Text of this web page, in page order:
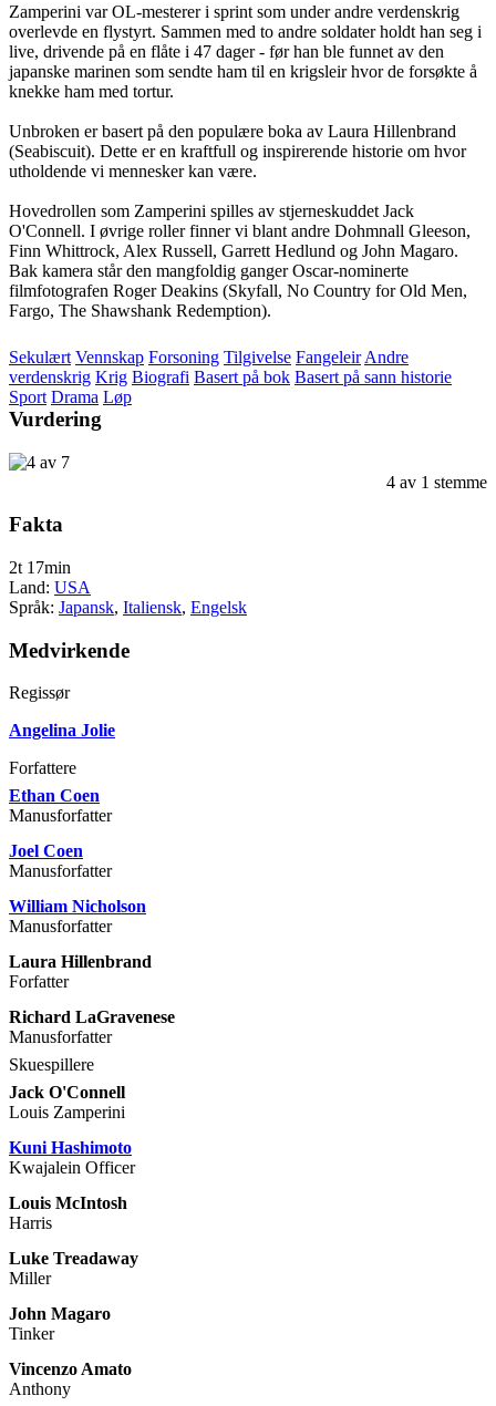
Zamperini var OL-mesterer i sprint som under andre verdenskrig
overlevde en flystyrt. Sammen med to andre soldater holdt han seg i
live, drivende på en flåte i 47 dager - før han ble funnet av den
japanske marinen som sendte ham til en krigsleir hvor de forsøkte å
knekke ham med tortur.
Unbroken er basert på den populære boka av Laura Hillenbrand
(Seabiscuit). Dette er en kraftfull og inspirerende historie om hvor
utholdende vi mennesker kan være.
Hovedrollen som Zamperini spilles av stjerneskuddet Jack
O'Connell. I øvrige roller finner vi blant andre Dohmnall Gleeson,
Finn Whittrock, Alex Russell, Garrett Hedlund og John Magaro.
Bak kamera står den mangfoldig ganger Oscar-nominerte
filmfotografen Roger Deakins (Skyfall, No Country for Old Men,
Fargo, The Shawshank Redemption).
Sekulært Vennskap Forsoning Tilgivelse Fangeleir Andre
verdenskrig Krig Biografi Basert på bok Basert på sann historie
Sport Drama Løp
Vurdering
4 av 1 stemme
Fakta
2t 17min
Land: USA
Språk: Japansk, Italiensk, Engelsk
Medvirkende
Regissør
Angelina Jolie
Forfattere
Ethan Coen
Manusforfatter
Joel Coen
Manusforfatter
William Nicholson
Manusforfatter
Laura Hillenbrand
Forfatter
Richard LaGravenese
Manusforfatter
Skuespillere
Jack O'Connell
Louis Zamperini
Kuni Hashimoto
Kwajalein Officer
Louis McIntosh
Harris
Luke Treadaway
Miller
John Magaro
Tinker
Vincenzo Amato
Anthony